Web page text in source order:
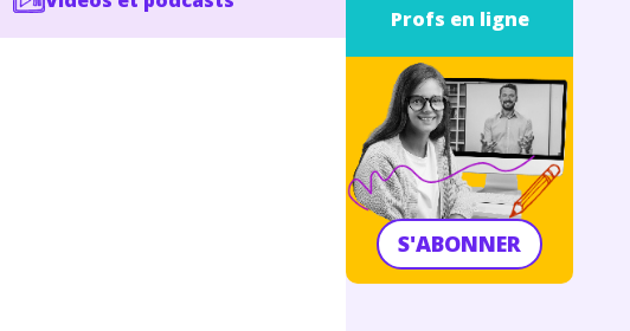
Profs en ligne
S'ABONNER